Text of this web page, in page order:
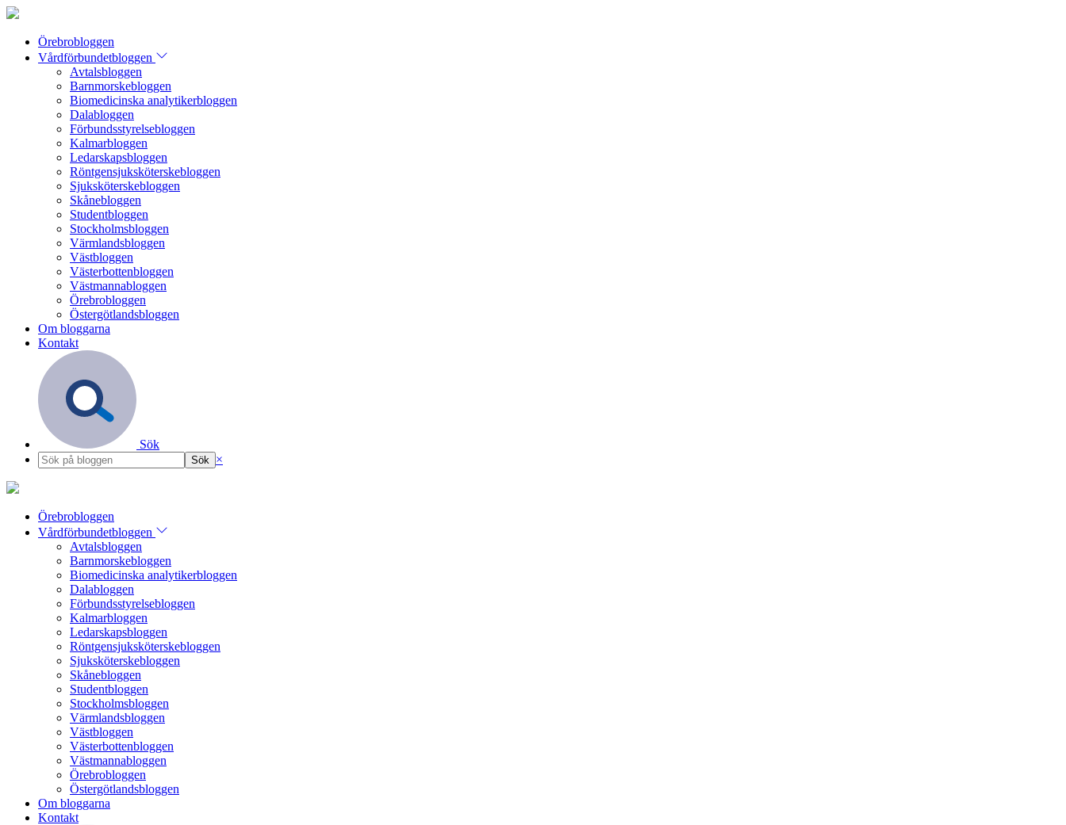
Örebrobloggen
Vårdförbundetbloggen
Avtalsbloggen
Barnmorskebloggen
Biomedicinska analytikerbloggen
Dalabloggen
Förbundsstyrelsebloggen
Kalmarbloggen
Ledarskapsbloggen
Röntgensjuksköterskebloggen
Sjuksköterskebloggen
Skånebloggen
Studentbloggen
Stockholmsbloggen
Värmlandsbloggen
Västbloggen
Västerbottenbloggen
Västmannabloggen
Örebrobloggen
Östergötlandsbloggen
Om bloggarna
Kontakt
Sök
×
Örebrobloggen
Vårdförbundetbloggen
Avtalsbloggen
Barnmorskebloggen
Biomedicinska analytikerbloggen
Dalabloggen
Förbundsstyrelsebloggen
Kalmarbloggen
Ledarskapsbloggen
Röntgensjuksköterskebloggen
Sjuksköterskebloggen
Skånebloggen
Studentbloggen
Stockholmsbloggen
Värmlandsbloggen
Västbloggen
Västerbottenbloggen
Västmannabloggen
Örebrobloggen
Östergötlandsbloggen
Om bloggarna
Kontakt